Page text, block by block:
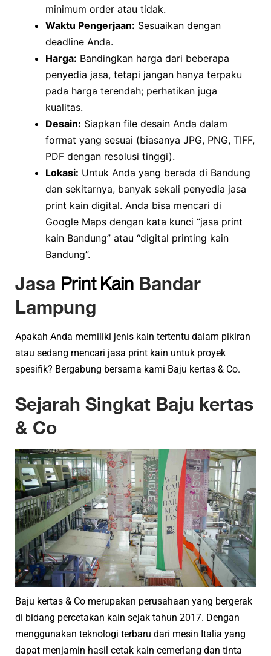
minimum order atau tidak.
Waktu Pengerjaan: Sesuaikan dengan
deadline Anda.
Harga: Bandingkan harga dari beberapa
penyedia jasa, tetapi jangan hanya terpaku
pada harga terendah; perhatikan juga
kualitas.
Desain: Siapkan file desain Anda dalam
format yang sesuai (biasanya JPG, PNG, TIFF,
PDF dengan resolusi tinggi).
Lokasi: Untuk Anda yang berada di Bandung
dan sekitarnya, banyak sekali penyedia jasa
print kain digital. Anda bisa mencari di
Google Maps dengan kata kunci “jasa print
kain Bandung” atau “digital printing kain
Bandung”.
Jasa Print Kain Bandar
Lampung
Apakah Anda memiliki jenis kain tertentu dalam pikiran
atau sedang mencari jasa print kain untuk proyek
spesifik? Bergabung bersama kami Baju kertas & Co.
Sejarah Singkat Baju kertas
& Co
Baju kertas & Co merupakan perusahaan yang bergerak
di bidang percetakan kain sejak tahun 2017. Dengan
menggunakan teknologi terbaru dari mesin Italia yang
dapat menjamin hasil cetak kain cemerlang dan tinta